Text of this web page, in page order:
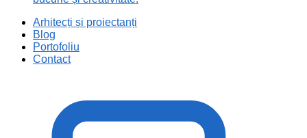
Arhitecți și proiectanți
Blog
Portofoliu
Contact